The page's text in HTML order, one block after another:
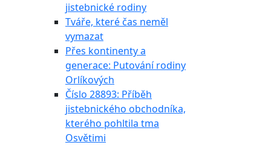
jistebnické rodiny
Tváře, které čas neměl
vymazat
Přes kontinenty a
generace: Putování rodiny
Orlíkových
Číslo 28893: Příběh
jistebnického obchodníka,
kterého pohltila tma
Osvětimi